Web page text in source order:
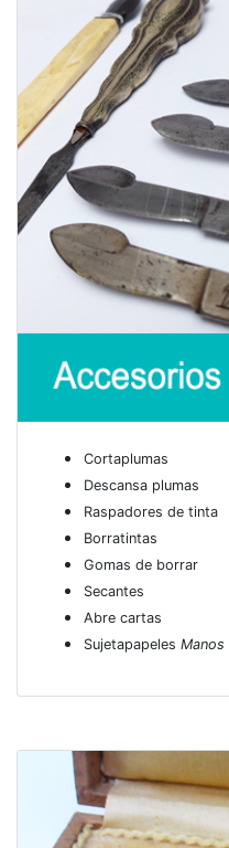
Cortaplumas
Descansa plumas
Raspadores de tinta
Borratintas
Gomas de borrar
Secantes
Abre cartas
Sujetapapeles Manos